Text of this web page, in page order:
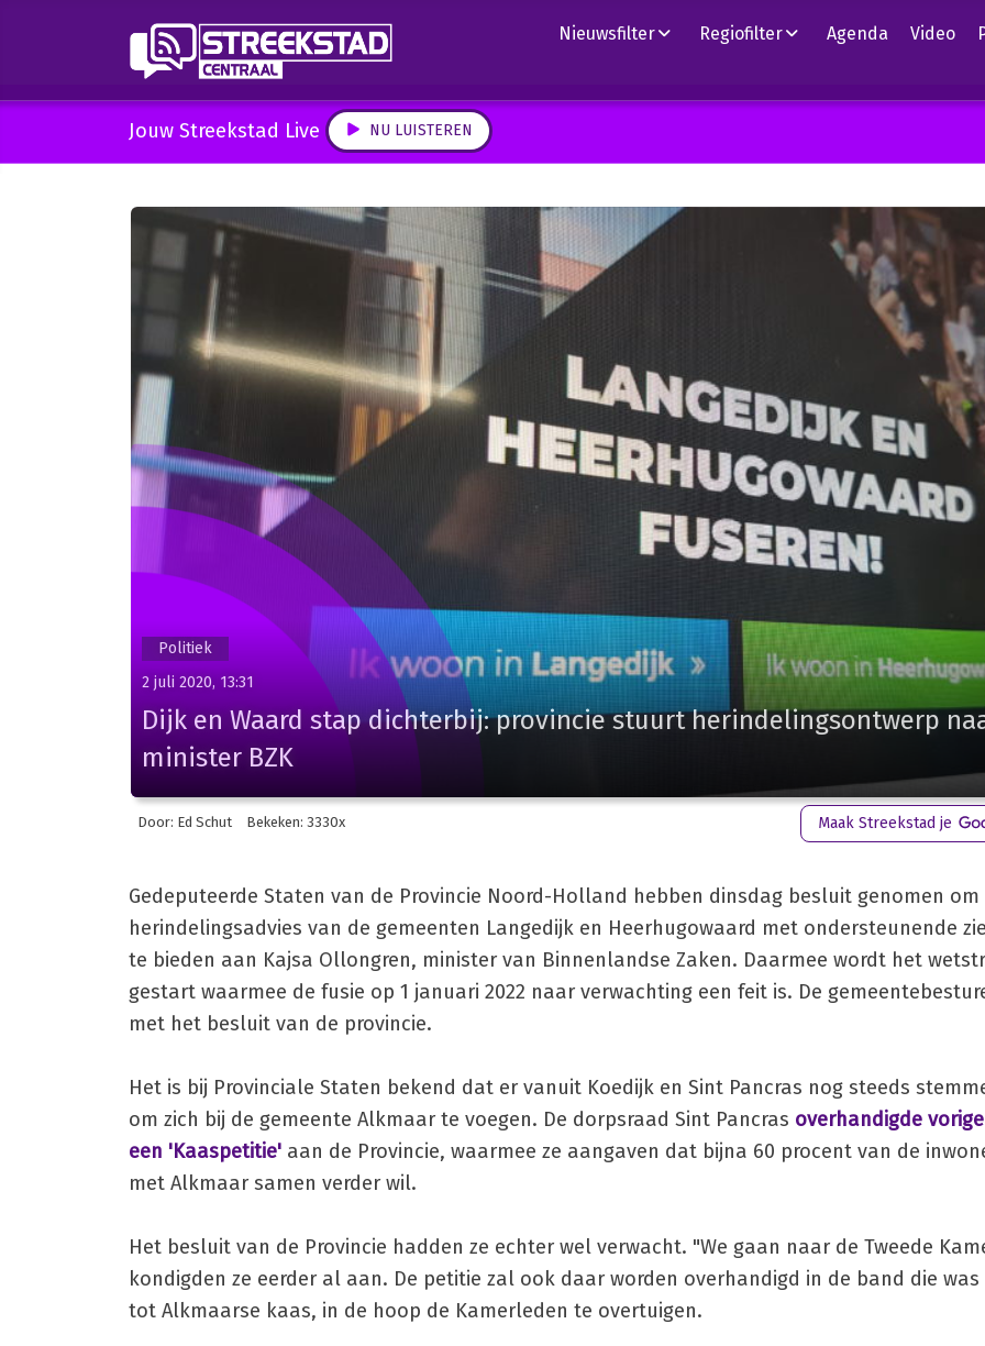
Nieuwsfilter Regiofilter Agenda Video
Jouw Streekstad Live NU LUISTEREN
Politiek
2 juli 2020, 13:31
Dijk en Waard stap dichterbij: provincie stuurt herindelingsontwerp
minister BZK
Door: Ed Schut Bekeken: 3330x Maak Streekstad je
Gedeputeerde Staten van de Provincie Noord-Holland hebben dinsdag besluit genomen
herindelingsadvies van de gemeenten Langedijk en Heerhugowaard met ondersteunende
te bieden aan Kajsa Ollongren, minister van Binnenlandse Zaken. Daarmee wordt het
gestart waarmee de fusie op 1 januari 2022 naar verwachting een feit is. De
met het besluit van de provincie.
Het is bij Provinciale Staten bekend dat er vanuit Koedijk en Sint Pancras nog steeds
om zich bij de gemeente Alkmaar te voegen. De dorpsraad Sint Pancras overhandigde
een 'Kaaspetitie' aan de Provincie, waarmee ze aangaven dat bijna 60 procent van de
met Alkmaar samen verder wil.
Het besluit van de Provincie hadden ze echter wel verwacht. "We gaan naar de Tweede
kondigden ze eerder al aan. De petitie zal ook daar worden overhandigd in de band die
tot Alkmaarse kaas, in de hoop de Kamerleden te overtuigen.